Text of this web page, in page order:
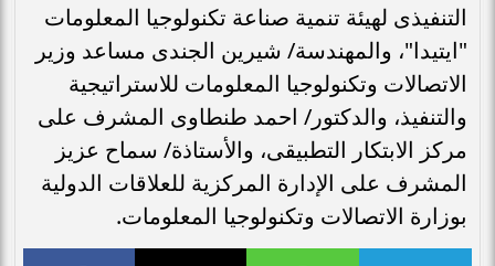
التنفيذى لهيئة تنمية صناعة تكنولوجيا المعلومات
"ايتيدا"، والمهندسة/ شيرين الجندى مساعد وزير
الاتصالات وتكنولوجيا المعلومات للاستراتيجية
والتنفيذ، والدكتور/ احمد طنطاوى المشرف على
مركز الابتكار التطبيقى، والأستاذة/ سماح عزيز
المشرف على الإدارة المركزية للعلاقات الدولية
بوزارة الاتصالات وتكنولوجيا المعلومات.